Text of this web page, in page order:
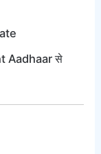
Aadhaar से